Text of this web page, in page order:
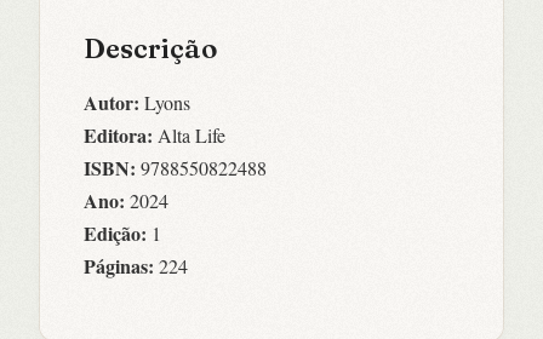
Descrição
Autor: Lyons
Editora: Alta Life
ISBN: 9788550822488
Ano: 2024
Edição: 1
Páginas: 224